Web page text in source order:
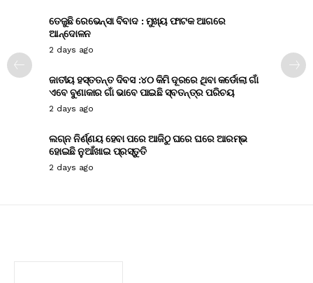
ତେଜୁଛି ରେଭେନ୍ସା ବିବାଦ : ମୁଖ୍ୟ ଫାଟକ ଆଗରେ
ଆନ୍ଦୋଳନ
2 days ago
ଜାତୀୟ ହସ୍ତତନ୍ତ ଦିବସ :୪୦ କିମି ଦୂରରେ ଥିବା କର୍ଡୋଲା ଗାଁ
ଏବେ ବୁଣାକାର ଗାଁ ଭାବେ ପାଇଛି ସ୍ବତନ୍ତ୍ର ପରିଚୟ
2 days ago
ଲଗ୍ନ ନିର୍ଣ୍ଣୟ ହେବା ପରେ ଆଜିଠୁ ଘରେ ଘରେ ଆରମ୍ଭ
ହୋଇଛି ନୁଆଁଖାଇ ପ୍ରସ୍ତୁତି
2 days ago